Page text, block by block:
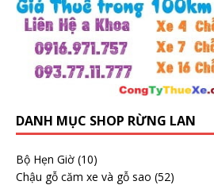
DANH MỤC SHOP RỪNG LAN
Bộ Hẹn Giờ (10)
Chậu gỗ căm xe và gỗ sao (52)